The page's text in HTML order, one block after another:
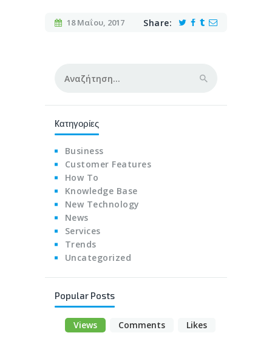
18 Μαΐου, 2017 Share:
για:
Kατηγορίες
Business
Customer Features
How To
Knowledge Base
New Technology
News
Services
Trends
Uncategorized
Popular Posts
Views Comments Likes